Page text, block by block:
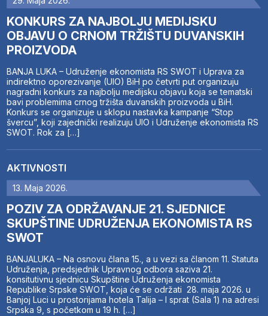
KONKURS ZA NAJBOLJU MEDIJSKU
OBJAVU O CRNOM TRŽIŠTU DUVANSKIH
PROIZVODA
BANJA LUKA – Udruženje ekonomista RS SWOT i Uprava za
indirektno oporezivanje (UIO) BiH po četvrti put organizuju
nagradni konkurs za najbolju medijsku objavu koja se tematski
bavi problemima crnog tržišta duvanskih proizvoda u BiH.
Konkurs se organizuje u sklopu nastavka kampanje “Stop
švercu”, koji zajednički realizuju UIO i Udruženje ekonomista RS
SWOT. Rok za […]
AKTIVNOSTI
13. Maja 2026.
POZIV ZA ODRŽAVANJE 21. SJEDNICE
SKUPŠTINE UDRUŽENJA EKONOMISTA RS
SWOT
BANJALUKA – Na osnovu člana 15., a u vezi sa članom 11. Statuta
Udruženja, predsjednik Upravnog odbora saziva 21.
konsitutivnu sjednicu Skupštine Udruženja ekonomista
Republike Srpske SWOT, koja će se održati 28. maja 2026. u
Banjoj Luci u prostorijama hotela Talija – I sprat (Sala 1) na adresi
Srpska 9, s početkom u 19 h. […]